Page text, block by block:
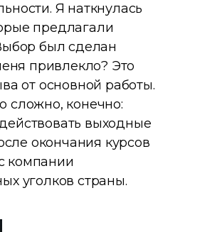
Я наткнулась
предлагали
был сделан
привлекло? Это
от основной работы.
сложно, конечно:
выходные
окончания курсов
компании
уголков страны.